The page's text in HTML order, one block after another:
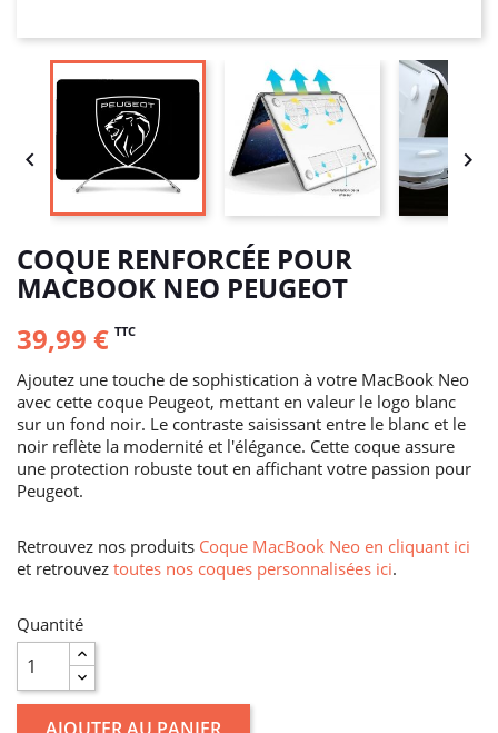
 
COQUE RENFORCÉE POUR
MACBOOK NEO PEUGEOT
39,99 € TTC
Ajoutez une touche de sophistication à votre MacBook Neo
avec cette coque Peugeot, mettant en valeur le logo blanc
sur un fond noir. Le contraste saisissant entre le blanc et le
noir reflète la modernité et l'élégance. Cette coque assure
une protection robuste tout en affichant votre passion pour
Peugeot.
Retrouvez nos produits Coque MacBook Neo en cliquant ici
et retrouvez toutes nos coques personnalisées ici.
Quantité